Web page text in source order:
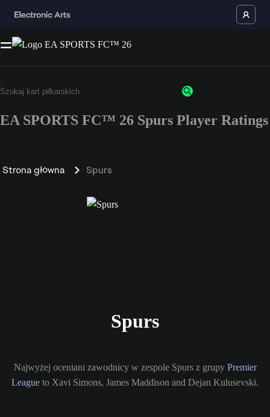
EA SPORTS FC™ 26 Spurs Player Ratings
Strona główna Spurs
Spurs
Najwyżej oceniani zawodnicy w zespole Spurs z grupy Premier
League to Xavi Simons, James Maddison and Dejan Kulusevski.